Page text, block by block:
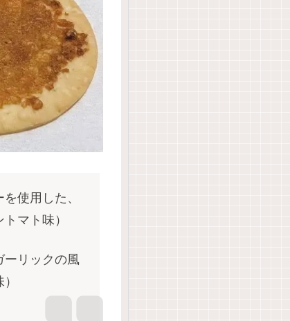
使用した、
マト味）
ーリックの風